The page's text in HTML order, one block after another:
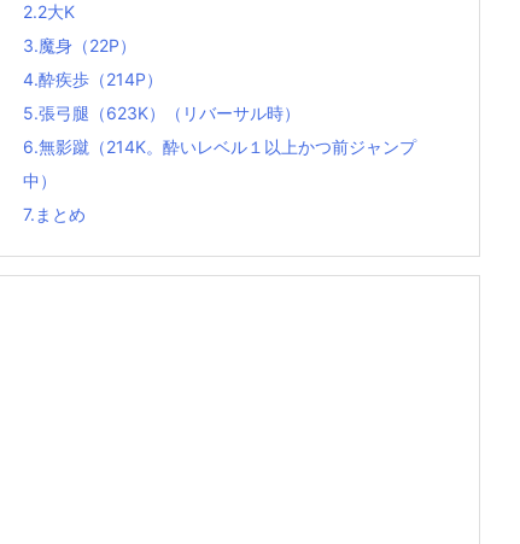
2.2大K
3.魔身（22P）
4.酔疾歩（214P）
5.張弓腿（623K）（リバーサル時）
6.無影蹴（214K。酔いレベル１以上かつ前ジャンプ
中）
7. まとめ